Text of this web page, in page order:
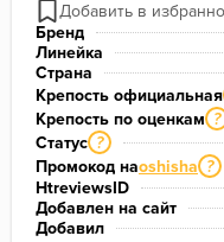
Бренд
Линейка
Страна
Крепость официальная
Крепость по оценкам ?
Статус ?
Промокод наoshisha ?
HtreviewsID
Добавлен на сайт
Добавил